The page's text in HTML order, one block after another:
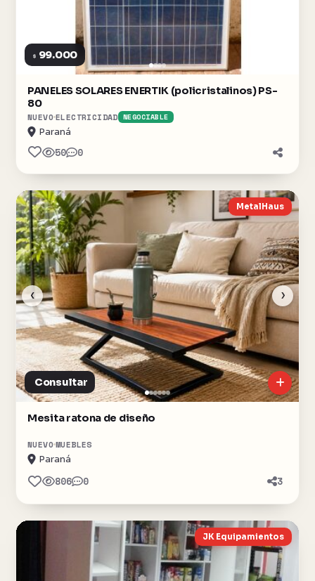
$ 99.000
PANELES SOLARES ENERTIK (policristalinos) PS-
80
NUEVO ELECTRICIDAD NEGOCIABLE
Paraná
50 0
‹ ›
MetalHaus
Consultar
Mesita ratona de diseño
NUEVO MUEBLES
Paraná
806 0 3
JK Equipamientos